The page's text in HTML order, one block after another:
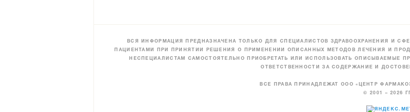
ВСЯ ИНФОРМАЦИЯ ПРЕДНАЗНАЧЕНА ТОЛЬКО ДЛЯ СПЕЦИАЛИСТОВ ЗДРАВООХРАНЕНИЯ И
ПАЦИЕНТАМИ ПРИ ПРИНЯТИИ РЕШЕНИЯ О ПРИМЕНЕНИИ ОПИСАННЫХ МЕТОДОВ ЛЕЧЕНИЯ И
НЕСПЕЦИАЛИСТАМ САМОСТОЯТЕЛЬНО ПРИОБРЕТАТЬ ИЛИ ИСПОЛЬЗОВАТЬ ОПИСЫВАЕМЫЕ
ОТВЕТСТВЕННОСТИ ЗА СОДЕРЖАНИЕ И
ВСЕ ПРАВА ПРИНАДЛЕЖАТ ООО «ЦЕНТР
© 2001 – 2026